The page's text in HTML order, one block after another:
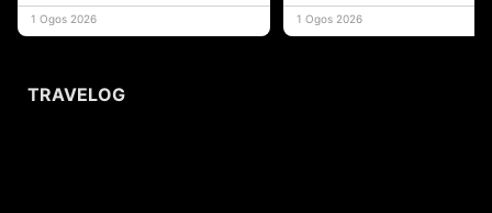
yang memberi ma
1 Ogos 2026
1 Ogos 2026
TRAVELOG